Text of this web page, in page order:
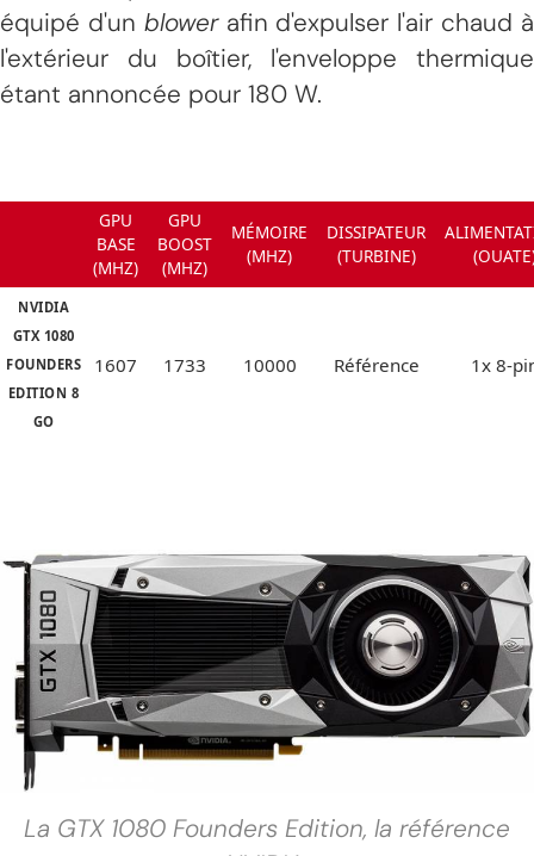
équipé d'un blowerafin d'expulser l'air chaud à
l'extérieur du boîtier, l'enveloppe thermique
étant annoncée pour 180 W.
GPU
BASE
(MHZ)
GPU
BOOST
(MHZ)
MÉMOIRE
(MHZ)
DISSIPATEUR
(TURBINE)
NVIDIA
GTX 1080
FOUNDERS
EDITION 8
GO
1607 1733 10000 Référence 1x 8-
La GTX 1080 Founders Edition, la référence